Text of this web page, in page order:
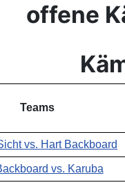
offene
Teams
vs. Hart Backboard
vs. Karuba